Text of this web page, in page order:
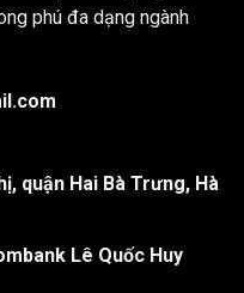
phú đa dạng ngành
quận Hai Bà Trưng, Hà
Lê Quốc Huy